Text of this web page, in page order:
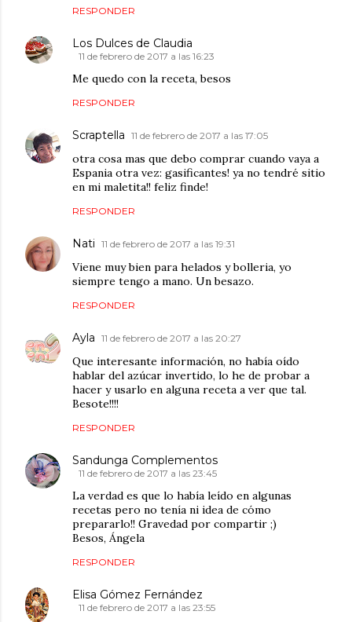
RESPONDER
Los Dulces de Claudia
11 de febrero de 2017 a las 16:23
Me quedo con la receta, besos
RESPONDER
Scraptella 11 de febrero de 2017 a las 17:05
otra cosa mas que debo comprar cuando vaya a
Espania otra vez: gasificantes! ya no tendré sitio
en mi maletita!! feliz finde!
RESPONDER
Nati 11 de febrero de 2017 a las 19:31
Viene muy bien para helados y bolleria, yo
siempre tengo a mano. Un besazo.
RESPONDER
Ayla 11 de febrero de 2017 a las 20:27
Que interesante información, no había oído
hablar del azúcar invertido, lo he de probar a
hacer y usarlo en alguna receta a ver que tal.
Besote!!!!
RESPONDER
Sandunga Complementos
11 de febrero de 2017 a las 23:45
La verdad es que lo había leído en algunas
recetas pero no tenía ni idea de cómo
prepararlo!! Gravedad por compartir ;)
Besos, Ángela
RESPONDER
Elisa Gómez Fernández
11 de febrero de 2017 a las 23:55